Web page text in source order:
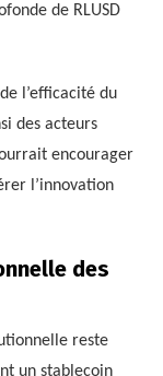
de RLUSD
l’efficacité du
des acteurs
encourager
l’innovation
des
reste
un stablecoin